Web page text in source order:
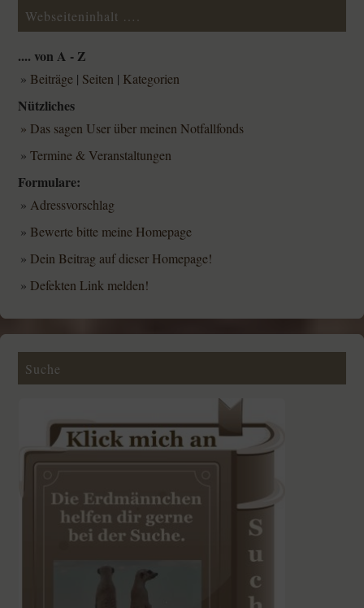
Webseiteninhalt ….
.... von A - Z
» Beiträge| Seiten | Kategorien
Nützliches
» Das sagen User über meinen Notfallfonds
» Termine & Veranstaltungen
Formulare:
» Adressvorschlag
» Bewerte bitte meine Homepage
» Dein Beitrag auf dieser Homepage!
» Defekten Link melden!
Suche